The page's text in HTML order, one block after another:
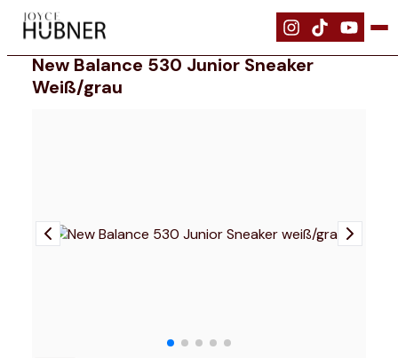
| Schuhe | New Balance 530 Junior Sneaker weiß/grau
New Balance 530 Junior Sneaker
Weiß/grau